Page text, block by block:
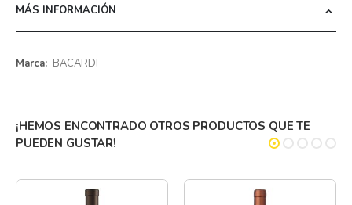
MÁS INFORMACIÓN
Más
BACARDI
¡HEMOS ENCONTRADO OTROS PRODUCTOS QUE TE
PUEDEN GUSTAR!